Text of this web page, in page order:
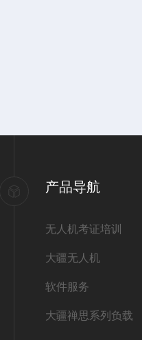
产品导航
无人机考证培训
大疆无人机
软件服务
大疆禅思系列负载